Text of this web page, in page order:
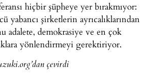
hiçbir şüpheye yer bırakmıyor:
yabancı şirketlerin ayrıcalıklarından
adalete, demokrasiye ve en çok
yönlendirmeyi gerektiriyor.
çevirdi